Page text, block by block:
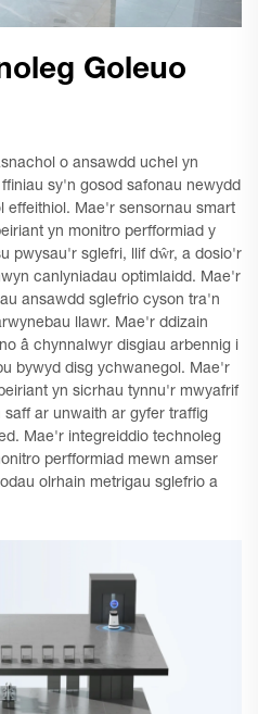
Goleuo
o ansawdd uchel yn
sy'n gosod safonau newydd
effeithiol. Mae'r sensornau smart
yn monitro perfformiad y
pwysau'r sglefri, llif dŵr, a dosio'r
canlyniadau optimlaidd. Mae'r
ansawdd sglefrio cyson tra'n
llawr. Mae'r ddizain
â chynnalwyr disgiau arbennig i
bywyd disg ychwanegol. Mae'r
yn sicrhau tynnu'r mwyafrif
ar unwaith ar gyfer traffig
Mae'r integreiddio technoleg
perfformiad mewn amser
olrhain metrigau sglefrio a